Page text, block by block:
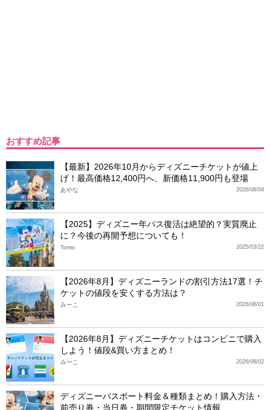
おすすめ記事
【最新】2026年10月からディズニーチケットが値上
げ！最高価格12,400円へ、新価格11,900円も登場
2026/08/04
あやな
【2025】ディズニー年パス復活は絶望的？実質廃止
に？今後の再開予想についても！
2025/03/22
Tomo
【2026年8月】ディズニーランドの割引方法17選！チ
ケットの値段を安くする方法は？
2026/08/01
みーこ
【2026年8月】ディズニーチケットはコンビニで購入
しよう！値段&買い方まとめ！
2026/08/02
みーこ
ディズニーパスポート料金＆種類まとめ！購入方法・
前売り券・当日券・期間限定チケット情報